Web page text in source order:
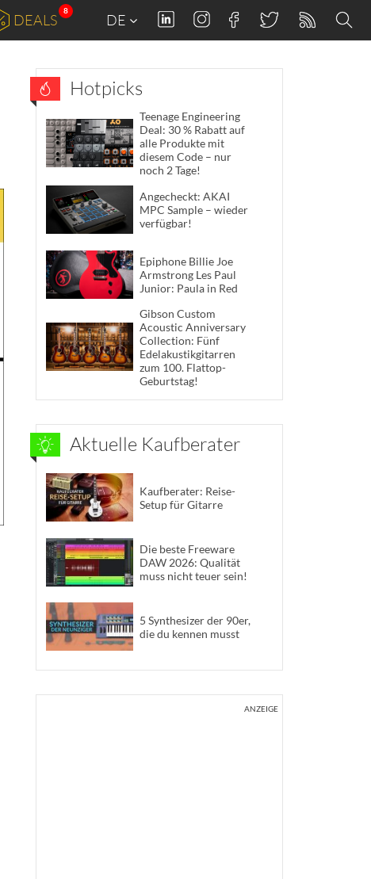
DEALS
8
DE
Hotpicks
Teenage Engineering
Deal: 30 % Rabatt auf
alle Produkte mit
diesem Code – nur
noch 2 Tage!
Angecheckt: AKAI
MPC Sample – wieder
verfügbar!
Epiphone Billie Joe
Armstrong Les Paul
Junior: Paula in Red
Gibson Custom
Acoustic Anniversary
Collection: Fünf
Edelakustikgitarren
zum 100. Flattop-
Geburtstag!
Aktuelle Kaufberater
Kaufberater: Reise-
Setup für Gitarre
Die beste Freeware
DAW 2026: Qualität
muss nicht teuer sein!
5 Synthesizer der 90er,
die du kennen musst
ANZEIGE